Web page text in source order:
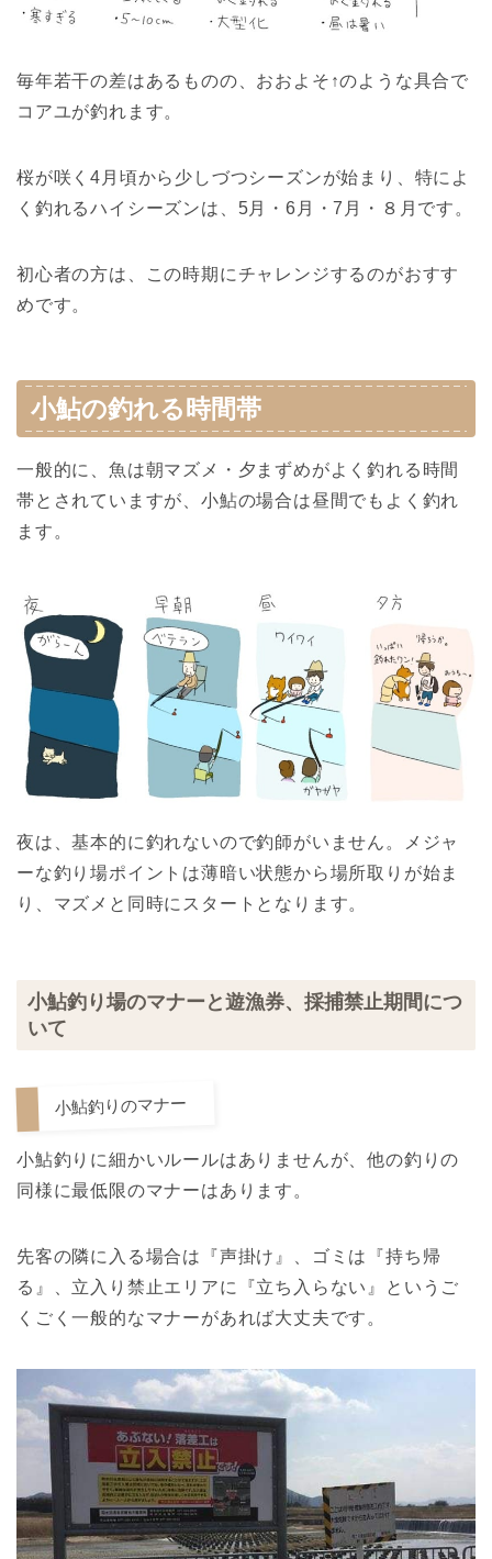
毎年若干の差はあるものの、おおよそ↑のような具合で
コアユが釣れます。
桜が咲く4月頃から少しづつシーズンが始まり、特によ
く釣れるハイシーズンは、5月・6月・7月・８月です。
初心者の方は、この時期にチャレンジするのがおすす
めです。
小鮎の釣れる時間帯
一般的に、魚は朝マズメ・夕まずめがよく釣れる時間
帯とされていますが、小鮎の場合は昼間でもよく釣れ
ます。
夜は、基本的に釣れないので釣師がいません。メジャ
ーな釣り場ポイントは薄暗い状態から場所取りが始ま
り、マズメと同時にスタートとなります。
小鮎釣り場のマナーと遊漁券、採捕禁止期間につ
いて
小鮎釣りのマナー
小鮎釣りに細かいルールはありませんが、他の釣りの
同様に最低限のマナーはあります。
先客の隣に入る場合は『声掛け』、ゴミは『持ち帰
る』、立入り禁止エリアに『立ち入らない』というご
くごく一般的なマナーがあれば大丈夫です。